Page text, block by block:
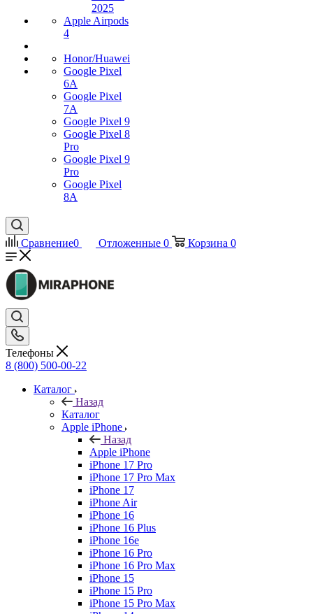
2025
Apple Airpods
4
Honor/Huawei
Google Pixel
6A
Google Pixel
7А
Google Pixel 9
Google Pixel 8
Pro
Google Pixel 9
Pro
Google Pixel
8A
Сравнение0 Отложенные 0 Корзина 0
Телефоны
8 (800) 500-00-22
Каталог
Назад
Каталог
Apple iPhone
Назад
Apple iPhone
iPhone 17 Pro
iPhone 17 Pro Max
iPhone 17
iPhone Air
iPhone 16
iPhone 16 Plus
iPhone 16e
iPhone 16 Pro
iPhone 16 Pro Max
iPhone 15
iPhone 15 Pro
iPhone 15 Pro Max